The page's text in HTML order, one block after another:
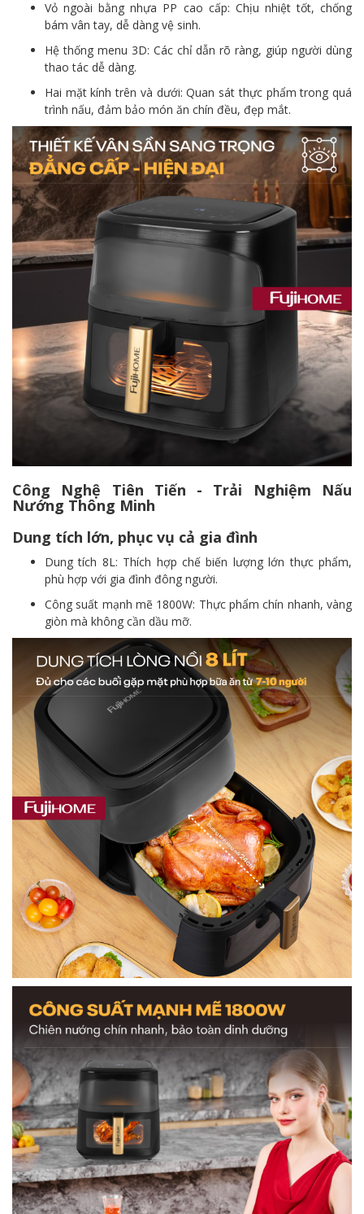
Vỏ ngoài bằng nhựa PP cao cấp: Chịu nhiệt tốt, chống
bám vân tay, dễ dàng vệ sinh.
Hệ thống menu 3D: Các chỉ dẫn rõ ràng, giúp người dùng
thao tác dễ dàng.
Hai mặt kính trên và dưới: Quan sát thực phẩm trong quá
trình nấu, đảm bảo món ăn chín đều, đẹp mắt.
Công Nghệ Tiên Tiến - Trải Nghiệm Nấu
Nướng Thông Minh
Dung tích lớn, phục vụ cả gia đình
Dung tích 8L: Thích hợp chế biến lượng lớn thực phẩm,
phù hợp với gia đình đông người.
Công suất mạnh mẽ 1800W: Thực phẩm chín nhanh, vàng
giòn mà không cần dầu mỡ.